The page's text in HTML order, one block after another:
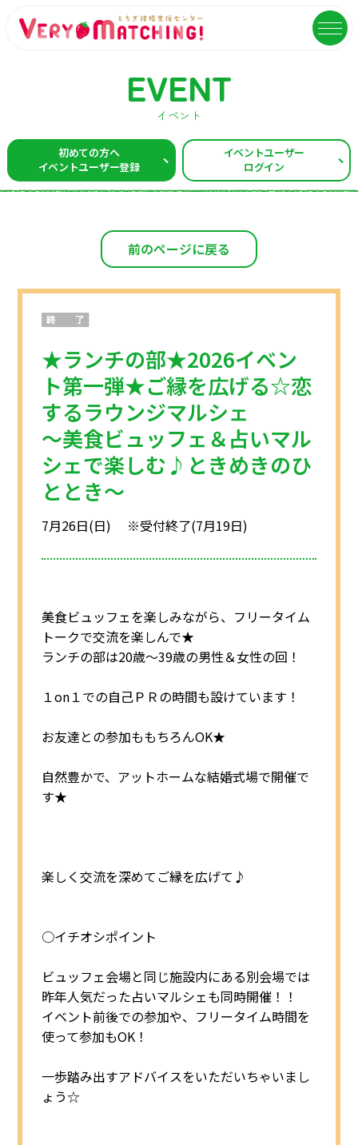
イベントユーザーログイン
MATCHING
マッチング
ご成婚カップルメッセージ
注意事項
EVENT
イベント
イベントガイド
自治体等イベント一覧
民間企業・団体イベント
DATING
交際応援
SUPPORT
応援・協賛企業
ARCHIVE
アーカイブ
NEWS
センターからのお知らせ
◯センターへのアクセス ◯お問い合わせ ◯プライバシーポリシー
EVENT
イベント
初めての方へ
イベントユーザー登録
イベントユーザー
ログイン
前のページに戻る
★ランチの部★2026イベン
ト第一弾★ご縁を広げる☆恋
するラウンジマルシェ
～美食ビュッフェ＆占いマル
シェで楽しむ♪ときめきのひ
ととき～
7月26日(日) ※受付終了(7月19日)
美食ビュッフェを楽しみながら、フリータイム
トークで交流を楽しんで★
ランチの部は20歳～39歳の男性＆女性の回！
１on１での自己ＰＲの時間も設けています！
お友達との参加ももちろんOK★
自然豊かで、アットホームな結婚式場で開催で
す★
楽しく交流を深めてご縁を広げて♪
○イチオシポイント
ビュッフェ会場と同じ施設内にある別会場では
昨年人気だった占いマルシェも同時開催！！
イベント前後での参加や、フリータイム時間を
使って参加もOK！
一歩踏み出すアドバイスをいただいちゃいまし
ょう☆